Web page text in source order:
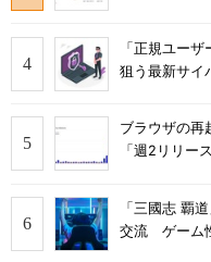
「正規ユー
狙う最新サイ
ブラウザの
「週2リリー
「三國志 覇
交流 ゲーム